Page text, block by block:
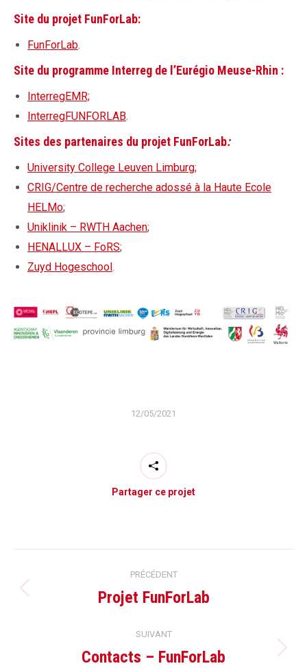
Site du projet FunForLab:
FunForLab.
Site du programme Interreg de l’Eurégio Meuse-Rhin :
InterregEMR;
InterregFUNFORLAB.
Sites des partenaires du projet FunForLab:
University College Leuven Limburg;
CRIG/Centre de recherche adossé à la Haute Ecole
HELMo;
Uniklinik – RWTH Aachen;
HENALLUX – FoRS;
Zuyd Hogeschool.
12/05/2021
Partager ce projet
Navigation
de
commentaire
PRÉCÉDENT
Onglet
Projet FunForLab
SUIVANT
Projets
Contacts – FunForLab